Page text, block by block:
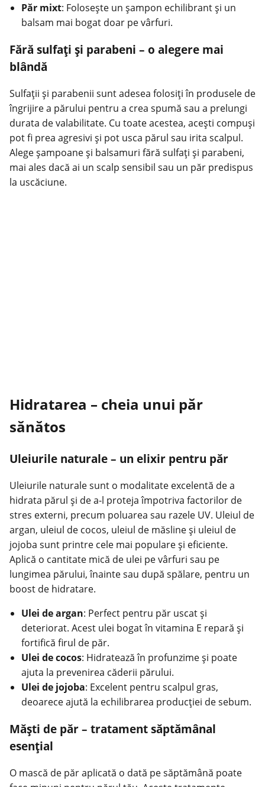
Păr mixt: Folosește un șampon echilibrant și un
balsam mai bogat doar pe vârfuri.
Fără sulfați și parabeni – o alegere mai
blândă
Sulfații și parabenii sunt adesea folosiți în produsele de
îngrijire a părului pentru a crea spumă sau a prelungi
durata de valabilitate. Cu toate acestea, acești compuși
pot fi prea agresivi și pot usca părul sau irita scalpul.
Alege șampoane și balsamuri fără sulfați și parabeni,
mai ales dacă ai un scalp sensibil sau un păr predispus
la uscăciune.
Hidratarea – cheia unui păr
sănătos
Uleiurile naturale – un elixir pentru păr
Uleiurile naturale sunt o modalitate excelentă de a
hidrata părul și de a-l proteja împotriva factorilor de
stres externi, precum poluarea sau razele UV. Uleiul de
argan, uleiul de cocos, uleiul de măsline și uleiul de
jojoba sunt printre cele mai populare și eficiente.
Aplică o cantitate mică de ulei pe vârfuri sau pe
lungimea părului, înainte sau după spălare, pentru un
boost de hidratare.
Ulei de argan: Perfect pentru păr uscat și
deteriorat. Acest ulei bogat în vitamina E repară și
fortifică firul de păr.
Ulei de cocos: Hidratează în profunzime și poate
ajuta la prevenirea căderii părului.
Ulei de jojoba: Excelent pentru scalpul gras,
deoarece ajută la echilibrarea producției de sebum.
Măști de păr – tratament săptămânal
esențial
O mască de păr aplicată o dată pe săptămână poate